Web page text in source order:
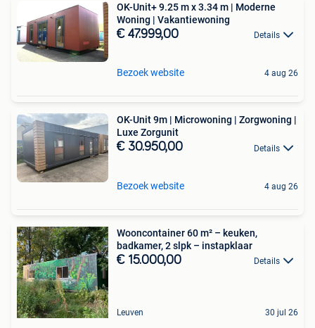
OK-Unit+ 9.25 m x 3.34 m | Moderne
Woning | Vakantiewoning
€ 47.999,00 Details
Bezoek website 4 aug 26
OK-Unit 9m | Microwoning | Zorgwoning |
Luxe Zorgunit
€ 30.950,00 Details
Bezoek website 4 aug 26
Wooncontainer 60 m² – keuken,
badkamer, 2 slpk – instapklaar
€ 15.000,00 Details
Leuven 30 jul 26